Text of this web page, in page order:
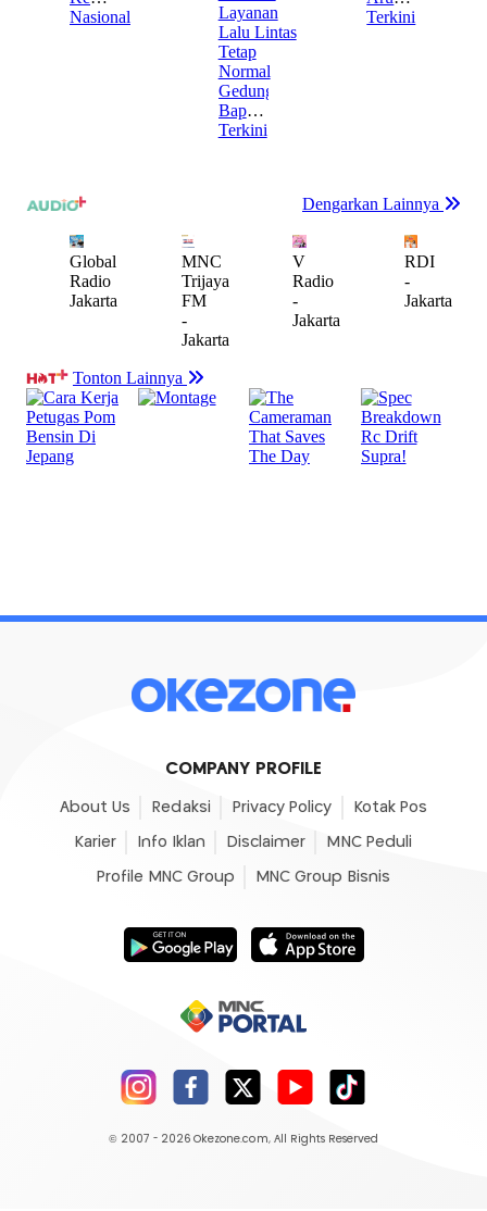
COMPANY PROFILE
About Us Redaksi Privacy Policy Kotak Pos
Karier Info Iklan Disclaimer MNC Peduli
Profile MNC Group MNC Group Bisnis
© 2007 - 2026 Okezone.com, All Rights Reserved